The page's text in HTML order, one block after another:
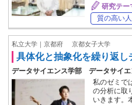
研究テー
質の高い
私立大学｜京都府 京都女子大学
具体化と抽象化を繰り返し
データサイエンス学部 データサイ
私のゼミで
の分析に取
いきます。